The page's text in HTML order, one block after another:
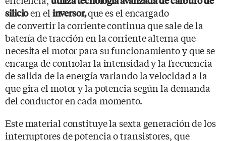
silicioen el inversor,que es el encargado
de convertir la corriente continua que sale de la
batería de tracción en la corriente alterna que
necesita el motor para su funcionamiento y que se
encarga de controlar la intensidad y la frecuencia
de salida de la energía variando la velocidad a la
que gira el motor y la potencia según la demanda
del conductor en cada momento.
Este material constituye la sexta generación de los
interruptores de potencia o transistores, que